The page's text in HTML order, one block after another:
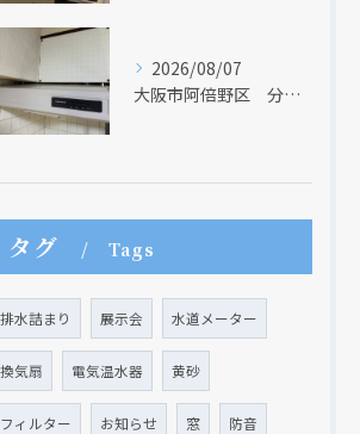
2026/08/07
大阪市阿倍野区 分譲マンションのレンジフード取替リフォーム工事 タカラスタンダード
タグ Tags
排水詰まり 展示会 水道メーター
換気扇 電気温水器 黄砂
フィルター お知らせ 窓 防音